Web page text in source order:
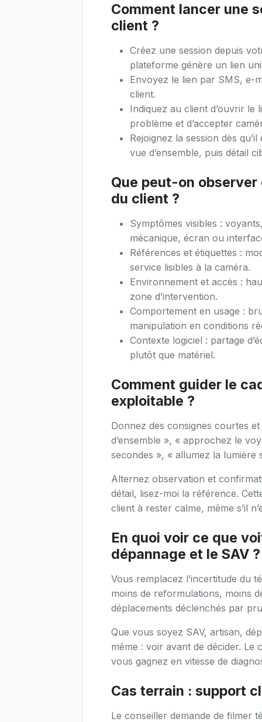
Comment lancer une
client ?
Créez une session depuis
plateforme génère un lien
Envoyez le lien par SMS, e-
client.
Indiquez au client d’ouvrir
problème et d’accepter
Rejoignez la session dès
vue d’ensemble, puis détail
Que peut-on
du client ?
Symptômes visibles :
mécanique, écran ou
Références et étiquettes :
service lisibles à la caméra.
Environnement et accès :
zone d’intervention.
Comportement en usage :
manipulation en conditions
Contexte logiciel : partage
plutôt que matériel.
Comment guider le
exploitable ?
Donnez des consignes courtes
d’ensemble », « approchez le
secondes », « allumez la lumière
Alternez observation et
détail, lisez-moi la référence.
client à rester calme, même s’il
En quoi voir ce que
dépannage et le SAV ?
Vous remplacez l’incertitude du
moins de reformulations, moins
déplacements déclenchés par
Que vous soyez SAV, artisan,
même : voir avant de décider.
vous gagnez en vitesse de
Cas terrain : support
Le conseiller demande de filmer